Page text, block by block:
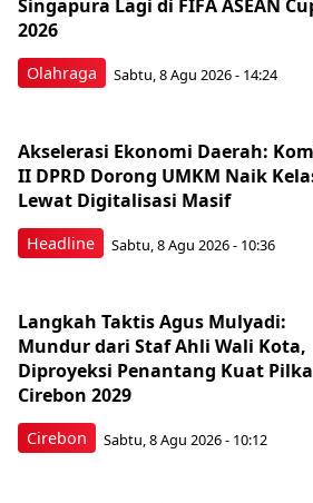
Olahraga
Singapura Lagi di FIFA ASEAN
2026
Sabtu, 8 Agu 2026 - 14:24
Headline
Akselerasi Ekonomi Daerah:
II DPRD Dorong UMKM Naik
Lewat Digitalisasi Masif
Sabtu, 8 Agu 2026 - 10:36
Cirebon
Langkah Taktis Agus Mulyadi:
Mundur dari Staf Ahli Wali Kota,
Diproyeksi Penantang Kuat
Cirebon 2029
Sabtu, 8 Agu 2026 - 10:12